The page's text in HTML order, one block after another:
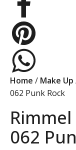
Home / Make Up
062 Punk Rock
Rimmel
062